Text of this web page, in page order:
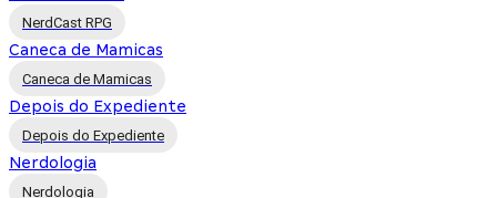
NerdCast RPG
Caneca de Mamicas
Caneca de Mamicas
Depois do Expediente
Depois do Expediente
Nerdologia
Nerdologia